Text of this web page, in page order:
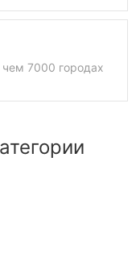
7000 городах